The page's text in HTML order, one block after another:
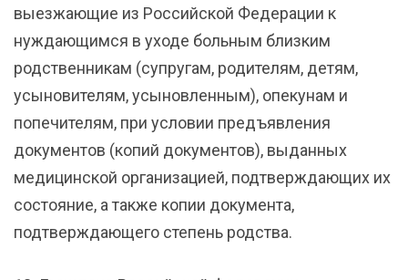
выезжающие из Российской Федерации к
нуждающимся в уходе больным близким
родственникам (супругам, родителям, детям,
усыновителям, усыновленным), опекунам и
попечителям, при условии предъявления
документов (копий документов), выданных
медицинской организацией, подтверждающих их
состояние, а также копии документа,
подтверждающего степень родства.